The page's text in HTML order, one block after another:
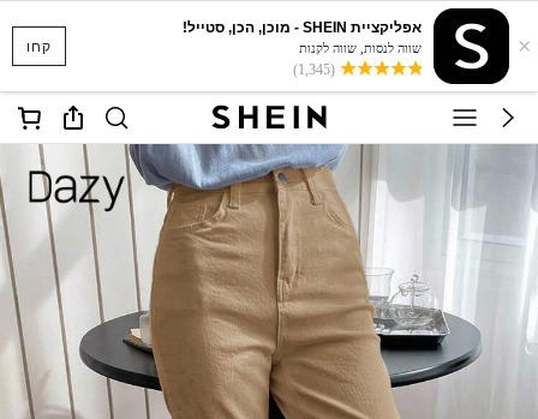
קחו ×
אפליקציית SHEIN - מוכן, הכן, סטייל!
שווה לנסות, שווה לקנות
(1,345)